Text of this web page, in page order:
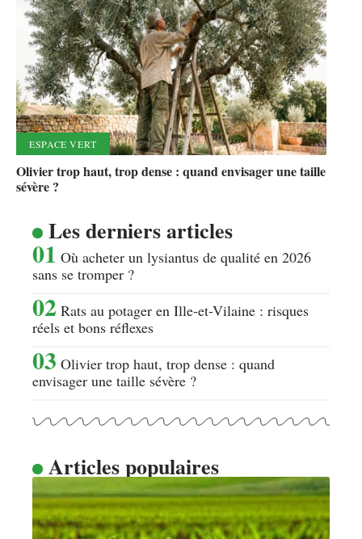
ESPACE VERT
Olivier trop haut, trop dense : quand envisager une taille
sévère ?
Les derniers articles
Où acheter un lysiantus de qualité en 2026
sans se tromper ?
Rats au potager en Ille-et-Vilaine : risques
réels et bons réflexes
Olivier trop haut, trop dense : quand
envisager une taille sévère ?
Articles populaires